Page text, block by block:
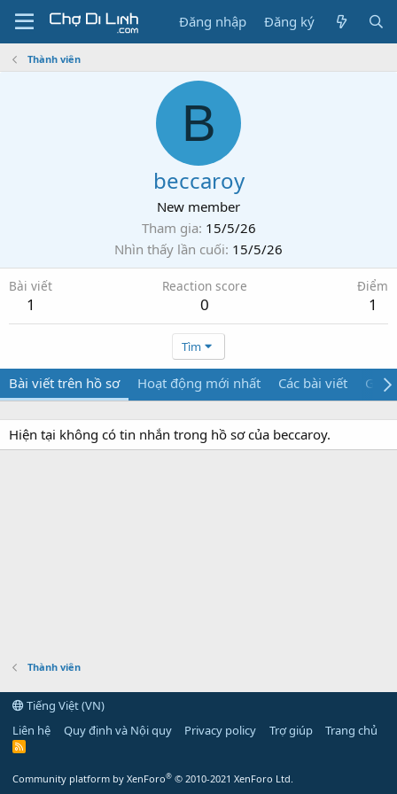
Đăng nhập Đăng ký
Thành viên
B
beccaroy
New member
Tham gia 15/5/26
Nhìn thấy lần cuối 15/5/26
Bài viết
1
Reaction score
0
Điểm
1
Tìm
Bài viết trên hồ sơ Hoạt động mới nhất Các bài viết Giới
Hiện tại không có tin nhắn trong hồ sơ của beccaroy.
Thành viên
Tiếng Việt (VN)
Liên hệ
Quy định và Nội quy Privacy policy Trợ giúp Trang chủ
R
Community platform by XenForo® © 2010-2021 XenForo Ltd.